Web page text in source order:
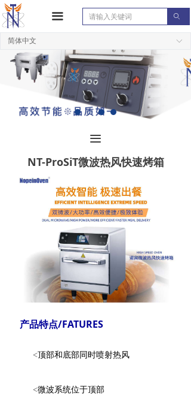
끀 ꄙ
ꀅ
简体中文
NT-ProSiT微波热风快速烤箱
产品特点/FATURES
<顶部和底部同时喷射热风
<微波系统位于顶部
끀